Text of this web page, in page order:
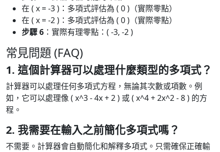
在 ( x = -3 )：多項式評估為 ( 0 )（實際零點）
在 ( x = -2 )：多項式評估為 ( 0 )（實際零點）
步驟 6 ：實際有理零點：( -3, -2 )
常見問題 (FAQ)
1. 這個計算器可以處理什麼類型的多項式？
計算器可以處理任何多項式方程，無論其次數或項數。例
如，它可以處理像 ( x^3 - 4x + 2 ) 或 ( x^4 + 2x^2 - 8 ) 的方
程。
2. 我需要在輸入之前簡化多項式嗎？
不需要。計算器會自動簡化和解釋多項式。只需確保正確輸